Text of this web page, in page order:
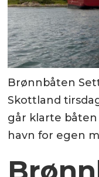
Brønnbåten
Skottland
går klarte båten
havn for egen